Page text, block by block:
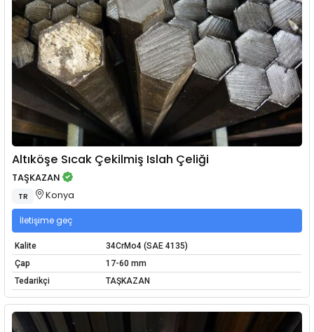
Altıköşe Sıcak Çekilmiş Islah Çeliği
TAŞKAZAN
TR Konya
İletişime geç
Kalite
34CrMo4 (SAE 4135)
Çap
17-60 mm
Tedarikçi
TAŞKAZAN